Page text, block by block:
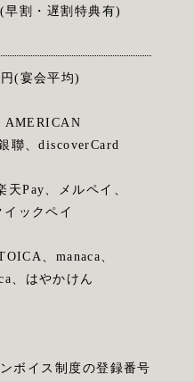
割・遅割特典有)
(宴会平均)
AMERICAN
聯、discoverCard
天Pay、メルペイ、
ックペイ
、manaca、
、はやかけん
ボイス制度の登録番号